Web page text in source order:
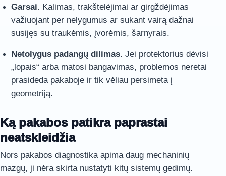
Garsai. Kalimas, trakštelėjimai ar girgždėjimas
važiuojant per nelygumus ar sukant vairą dažnai
susijęs su traukėmis, įvorėmis, šarnyrais.
Netolygus padangų dilimas. Jei protektorius dėvisi
„lopais“ arba matosi bangavimas, problemos neretai
prasideda pakaboje ir tik vėliau persimeta į
geometriją.
Ką pakabos patikra paprastai
neatskleidžia
Nors pakabos diagnostika apima daug mechaninių
mazgų, ji nėra skirta nustatyti kitų sistemų gedimų.